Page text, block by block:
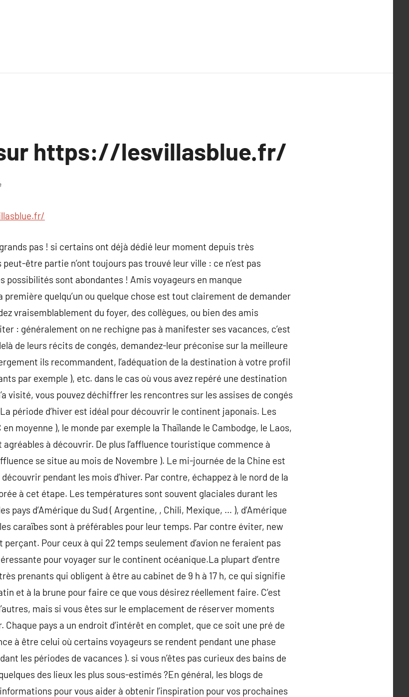
https://lesvillasblue.fr/
pas ! si certains ont déjà dédié leur moment depuis très
être partie n’ont toujours pas trouvé leur ville : ce n’est pas
sont abondantes ! Amis voyageurs en manque
quelqu’un ou quelque chose est tout clairement de demander
vraisemblablement du foyer, des collègues, ou bien des amis
: généralement on ne rechigne pas à manifester ses vacances, c’est
de leurs récits de congés, demandez-leur préconise sur la meilleure
ils recommandent, l’adéquation de la destination à votre profil
par exemple ), etc. dans le cas où vous avez repéré une destination
visité, vous pouvez déchiffrer les rencontres sur les assises de congés
période d’hiver est idéal pour découvrir le continent japonais. Les
moyenne ), le monde par exemple la Thaïlande le Cambodge, le Laos,
à découvrir. De plus l’affluence touristique commence à
se situe au mois de Novembre ). Le mi-journée de la Chine est
pendant les mois d’hiver. Par contre, échappez à le nord de la
à cet étape. Les températures sont souvent glaciales durant les
pays d’Amérique du Sud ( Argentine, , Chili, Mexique, … ), d’Amérique
caraïbes sont à préférables pour leur temps. Par contre éviter, new
Pour ceux à qui 22 temps seulement d’avion ne feraient pas
pour voyager sur le continent océanique.La plupart d’entre
prenants qui obligent à être au cabinet de 9 h à 17 h, ce qui signifie
et à la brune pour faire ce que vous désirez réellement faire. C’est
mais si vous êtes sur le emplacement de réserver moments
Chaque pays a un endroit d’intérêt en complet, que ce soit une pré de
à être celui où certains voyageurs se rendent pendant une phase
les périodes de vacances ). si vous n’êtes pas curieux des bains de
des lieux les plus sous-estimés ?En général, les blogs de
pour vous aider à obtenir l’inspiration pour vos prochaines